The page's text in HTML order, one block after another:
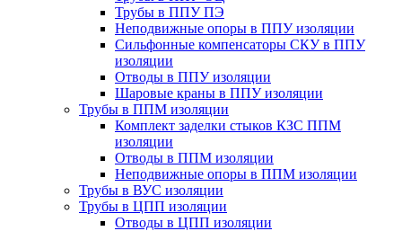
Трубы в ППУ ПЭ
Неподвижные опоры в ППУ изоляции
Сильфонные компенсаторы СКУ в ППУ
изоляции
Отводы в ППУ изоляции
Шаровые краны в ППУ изоляции
Трубы в ППМ изоляции
Комплект заделки стыков КЗС ППМ
изоляции
Отводы в ППМ изоляции
Неподвижные опоры в ППМ изоляции
Трубы в ВУС изоляции
Трубы в ЦПП изоляции
Отводы в ЦПП изоляции